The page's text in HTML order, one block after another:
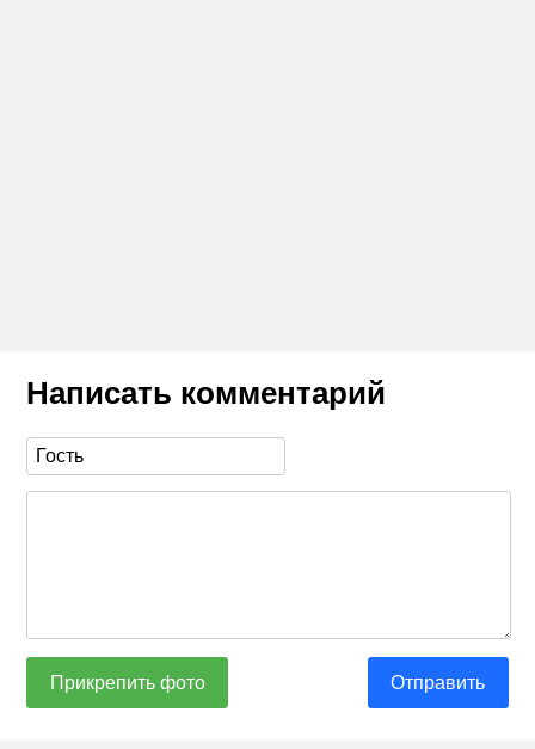
Написать комментарий
Прикрепить фото Отправить